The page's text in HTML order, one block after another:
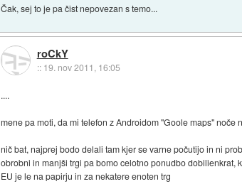
Čak, sej to je pa čist nepovezan s temo...
roCkY
:: 19. nov 2011, 16:05
....
mene pa moti, da mi telefon z Androidom "Goole maps"
nič bat, najprej bodo delali tam kjer se varne počutijo in ni
obrobni in manjši trgi pa bomo celotno ponudbo dobilienkrat,
EU je le na papirju in za nekatere enoten trg